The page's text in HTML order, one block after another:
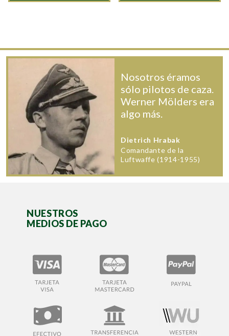
Nosotros éramos
sólo pilotos de caza.
Werner Mölders era
algo más.
Dietrich Hrabak
Comandante de la
Luftwaffe (1914-1955)
NUESTROS
MEDIOS DE PAGO